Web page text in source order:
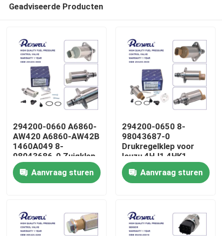
Huis
Video's
Geadviseerde Producten
294200-0660 A6860-
AW420 A6860-AW42B
1460A049 8-
98043686-0 Zuigklep
voor Nissan Almera
Navara NP300 X-Trail
Primera Mitsubishi
Aanvraag sturen
294200-0650 8-
98043687-0
Drukregelklep voor
Isuzu 4HJ1 4HK1
6HK1
Aanvraag sturen